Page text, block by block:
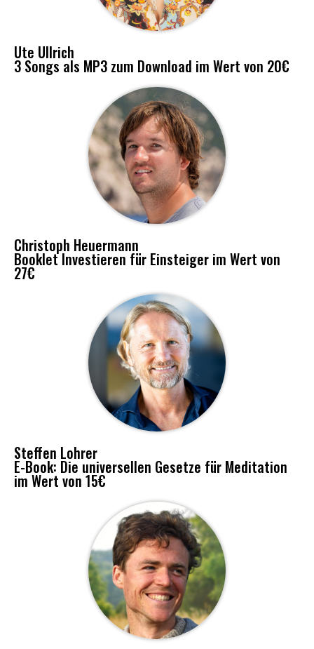
Ute Ullrich
3 Songs als MP3 zum Download im Wert von 20€
Christoph Heuermann
Booklet Investieren für Einsteiger im Wert von
27€
Steffen Lohrer
E-Book: Die universellen Gesetze für Meditation
im Wert von 15€